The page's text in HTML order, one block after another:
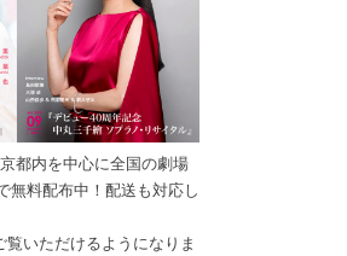
都内を中心に全国の劇場
無料配布中！配送も対応し
いただけるようになりま